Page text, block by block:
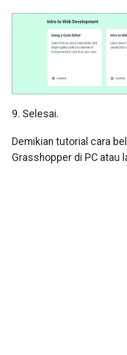
9. Selesai.
Demikian tutorial cara
Grasshopper di PC atau